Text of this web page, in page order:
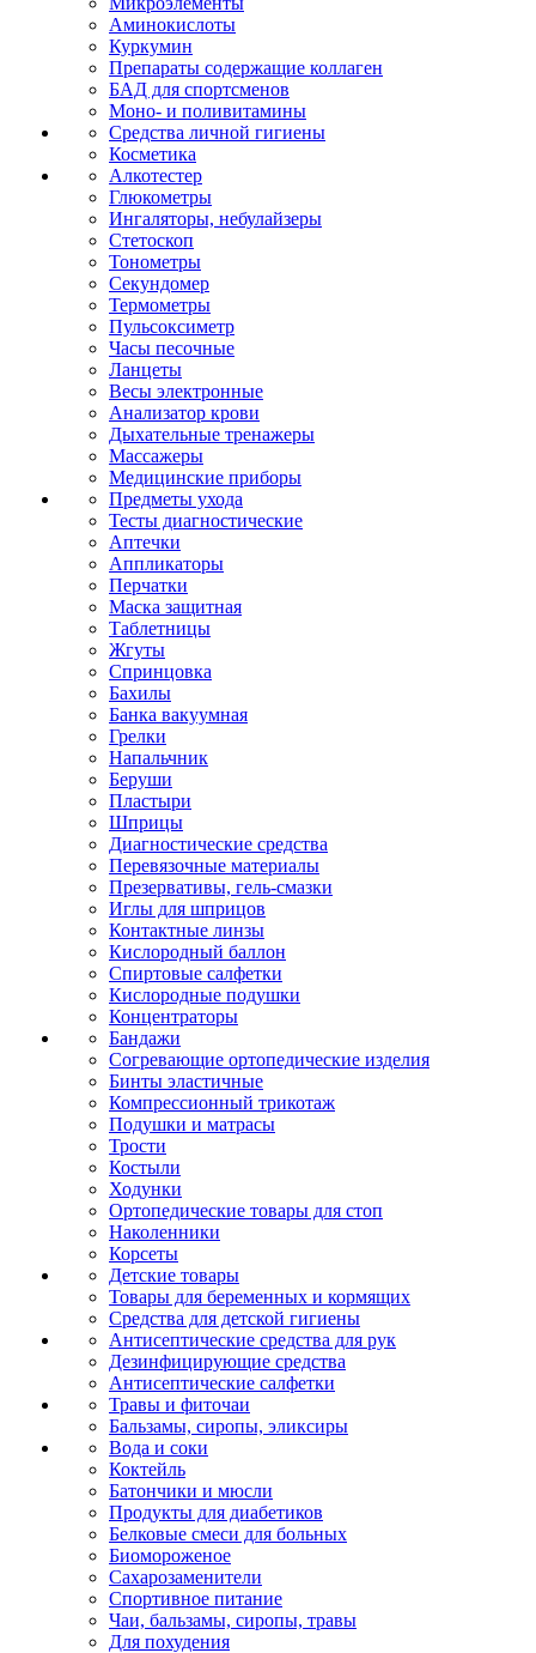
Аминокислоты
Куркумин
Препараты содержащие коллаген
БАД для спортсменов
Моно- и поливитамины
Средства личной гигиены
Косметика
Алкотестер
Глюкометры
Ингаляторы, небулайзеры
Стетоскоп
Тонометры
Секундомер
Термометры
Пульсоксиметр
Часы песочные
Ланцеты
Весы электронные
Анализатор крови
Дыхательные тренажеры
Массажеры
Медицинские приборы
Предметы ухода
Тесты диагностические
Аптечки
Аппликаторы
Перчатки
Маска защитная
Таблетницы
Жгуты
Спринцовка
Бахилы
Банка вакуумная
Грелки
Напальчник
Беруши
Пластыри
Шприцы
Диагностические средства
Перевязочные материалы
Презервативы, гель-смазки
Иглы для шприцов
Контактные линзы
Кислородный баллон
Спиртовые салфетки
Кислородные подушки
Концентраторы
Бандажи
Согревающие ортопедические изделия
Бинты эластичные
Компрессионный трикотаж
Подушки и матрасы
Трости
Костыли
Ходунки
Ортопедические товары для стоп
Наколенники
Корсеты
Детские товары
Товары для беременных и кормящих
Средства для детской гигиены
Антисептические средства для рук
Дезинфицирующие средства
Антисептические салфетки
Травы и фиточаи
Бальзамы, сиропы, эликсиры
Вода и соки
Коктейль
Батончики и мюсли
Продукты для диабетиков
Белковые смеси для больных
Биомороженое
Сахарозаменители
Спортивное питание
Чаи, бальзамы, сиропы, травы
Для похудения